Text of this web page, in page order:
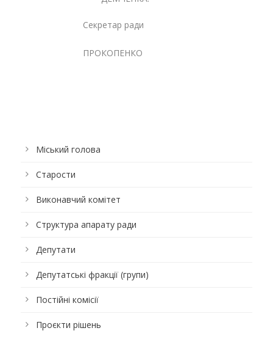
Секретар ради
ПРОКОПЕНКО
Міський голова
Старости
Виконавчий комітет
Структура апарату ради
Депутати
Депутатські фракції (групи)
Постійні комісії
Проєкти рішень